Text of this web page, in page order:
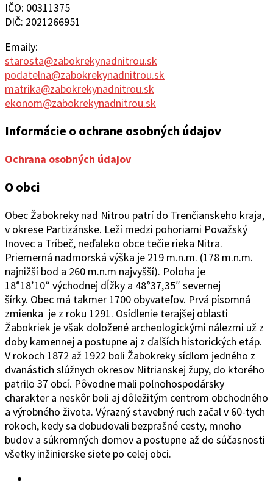
IČO: 00311375
DIČ: 2021266951
Emaily:
starosta@zabokrekynadnitrou.sk
podatelna@zabokrekynadnitrou.sk
matrika@zabokrekynadnitrou.sk
ekonom@zabokrekynadnitrou.sk
Informácie o ochrane osobných údajov
Ochrana osobných údajov
O obci
Obec Žabokreky nad Nitrou patrí do Trenčianskeho kraja,
v okrese Partizánske. Leží medzi pohoriami Považský
Inovec a Tríbeč, neďaleko obce tečie rieka Nitra.
Priemerná nadmorská výška je 219 m.n.m. (178 m.n.m.
najnižší bod a 260 m.n.m najvyšší). Poloha je
18°18’10“ východnej dĺžky a 48°37‚35″ severnej
šírky. Obec má takmer 1700 obyvateľov. Prvá písomná
zmienka je z roku 1291. Osídlenie terajšej oblasti
Žabokriek je však doložené archeologickými nálezmi už z
doby kamennej a postupne aj z ďalších historických etáp.
V rokoch 1872 až 1922 boli Žabokreky sídlom jedného z
dvanástich slúžnych okresov Nitrianskej župy, do ktorého
patrilo 37 obcí. Pôvodne mali poľnohospodársky
charakter a neskôr boli aj dôležitým centrom obchodného
a výrobného života. Výrazný stavebný ruch začal v 60-tych
rokoch, kedy sa dobudovali bezprašné cesty, mnoho
budov a súkromných domov a postupne až do súčasnosti
všetky inžinierske siete po celej obci.